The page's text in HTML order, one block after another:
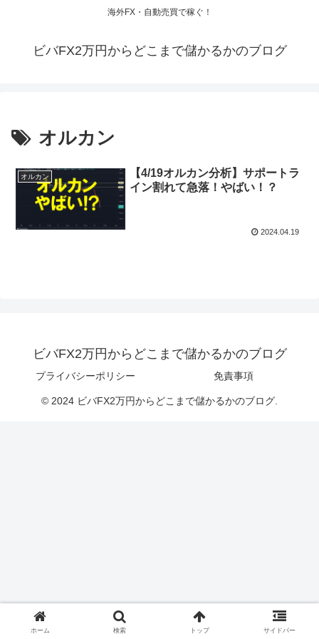
海外FX・自動売買で稼ぐ！
ビバFX2万円からどこまで儲かるかのブログ
オルカン
オルカン
【4/19オルカン分析】サポートラ
イン割れて急落！やばい！？
2024.04.19
ビバFX2万円からどこまで儲かるかのブログ
プライバシーポリシー 免責事項
© 2024 ビバFX2万円からどこまで儲かるかのブログ.
ホーム 検索 トップ サイドバー